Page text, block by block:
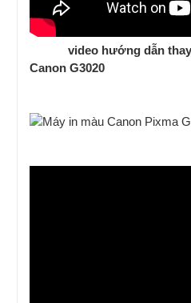
video hướng dẫn
Canon G3020